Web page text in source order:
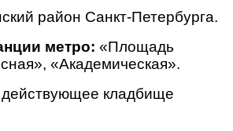
район Санкт-Петербурга.
метро: «Площадь
«Академическая».
действующее кладбище